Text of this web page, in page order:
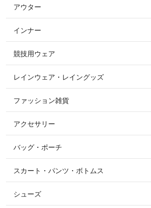
フルグリップ・尻革 キュロット
ニーグリップ・膝革 キュロット
すべてのトップス
ポロシャツ
カットソー・Tシャツ・タンクトップ
ニット・セーター
シャツ・ブラウス・ワンピース
アウター
すべてのアウター
コート
ジャケット・ブルゾン
インナー
競技用ウェア
すべての競技用ウェア
ショージャケット
ショーシャツ
レインウェア・レイングッズ
ファッション雑貨
すべてのファッション雑貨
ソックス
ベルト
アクセサリー
すべてのアクセサリー
リング
ピアス・イヤリング
バッグ・ポーチ
スカート・パンツ・ボトムス
シューズ